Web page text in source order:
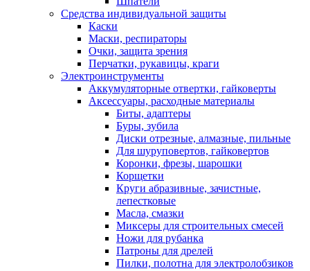
Средства индивидуальной защиты
Каски
Маски, респираторы
Очки, защита зрения
Перчатки, рукавицы, краги
Электроинструменты
Аккумуляторные отвертки, гайковерты
Аксессуары, расходные материалы
Биты, адаптеры
Буры, зубила
Диски отрезные, алмазные, пильные
Для шуруповертов, гайковертов
Коронки, фрезы, шарошки
Корщетки
Круги абразивные, зачистные,
лепестковые
Масла, смазки
Миксеры для строительных смесей
Ножи для рубанка
Патроны для дрелей
Пилки, полотна для электролобзиков